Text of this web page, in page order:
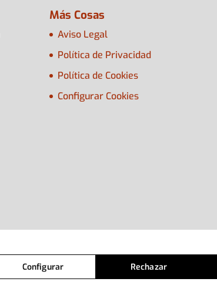
Más Cosas
Aviso Legal
Política de Privacidad
Política de Cookies
Configurar Cookies
Configurar Rechazar